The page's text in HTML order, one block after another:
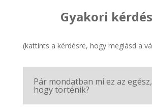
Gyakori
(kattints a kérdésre, hogy meglásd a
Pár mondatban mi ez az
hogy történik?